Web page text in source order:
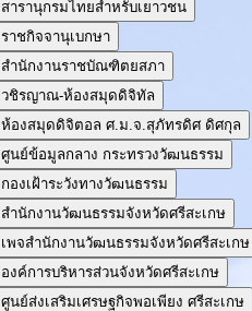
สารานุกรมไทยสำหรับเยาวชน
ราชกิจจานุเบกษา
สำนักงานราชบัณฑิตยสภา
วชิรญาณ-ห้องสมุดดิจิทัล
ห้องสมุดดิจิตอล ศ.ม.จ.สุภัทรดิศ ดิศกุล
ศูนย์ข้อมูลกลาง กระทรวงวัฒนธรรม
กองเฝ้าระวังทางวัฒนธรรม
สำนักงานวัฒนธรรมจังหวัดศรีสะเกษ
เพจสำนักงานวัฒนธรรมจังหวัดศรีสะเกษ
องค์การบริหารส่วนจังหวัดศรีสะเกษ
ศูนย์ส่งเสริมเศรษฐกิจพอเพียง ศรีสะเกษ